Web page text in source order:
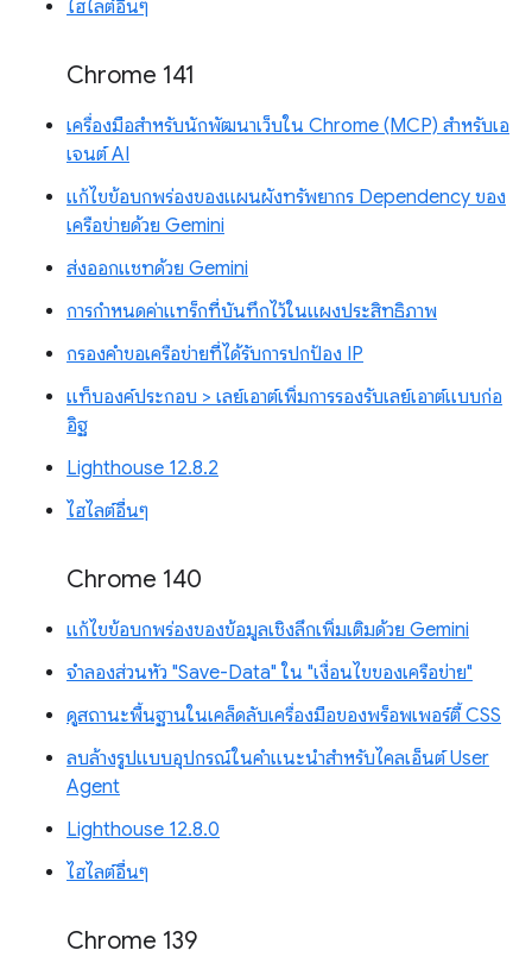
ไฮไลต์อื่นๆ
Chrome 141
เครื่องมือสำหรับนักพัฒนาเว็บใน Chrome (MCP) สำหรับเอ
เจนต์ AI
แก้ไขข้อบกพร่องของแผนผังทรัพยากร Dependency ของ
เครือข่ายด้วย Gemini
ส่งออกแชทด้วย Gemini
การกำหนดค่าแทร็กที่บันทึกไว้ในแผงประสิทธิภาพ
กรองคำขอเครือข่ายที่ได้รับการปกป้อง IP
แท็บองค์ประกอบ > เลย์เอาต์เพิ่มการรองรับเลย์เอาต์แบบก่อ
อิฐ
Lighthouse 12.8.2
ไฮไลต์อื่นๆ
Chrome 140
แก้ไขข้อบกพร่องของข้อมูลเชิงลึกเพิ่มเติมด้วย Gemini
จำลองส่วนหัว "Save-Data" ใน "เงื่อนไขของเครือข่าย"
ดูสถานะพื้นฐานในเคล็ดลับเครื่องมือของพร็อพเพอร์ตี้ CSS
ลบล้างรูปแบบอุปกรณ์ในคำแนะนำสำหรับไคลเอ็นต์ User
Agent
Lighthouse 12.8.0
ไฮไลต์อื่นๆ
Chrome 139